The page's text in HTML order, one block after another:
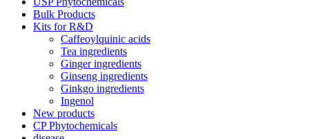
Bulk Products
Kits for R&D
Caffeoylquinic acids
Tea ingredients
Ginger ingredients
Ginseng ingredients
Ginkgo ingredients
Ingenol
New products
CP Phytochemicals